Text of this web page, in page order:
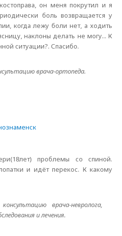
он меня покрутил и я
боль возвращается у
когда лежу боли нет, а ходить
наклоны делать не могу... К
ситуации?. Спасибо.
врача-ортопеда.
проблемы со спиной.
и идёт перекос. К какому
врача-невролога,
и лечения.